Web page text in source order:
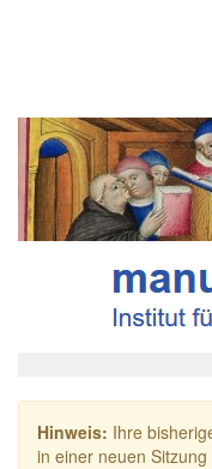
Hinweis: Ihre
in einer neuen Sitzung